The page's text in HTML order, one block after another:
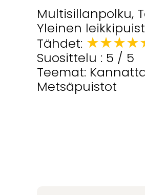
Multisillanpolku,
Yleinen
Tähdet: ★★★★
Suosittelu : 5 / 5
Teemat:
Metsäpuistot